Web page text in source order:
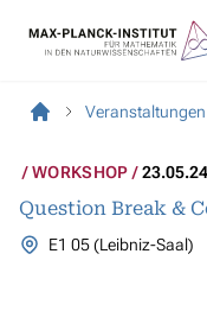
Veranstaltungen
WORKSHOP 23.05.24
Question Break &
E1 05 (Leibniz-Saal)